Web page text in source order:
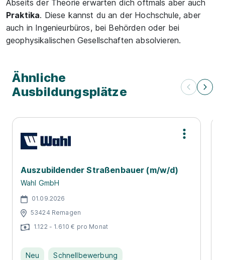
Abseits der Theorie erwarten dich oftmals aber auch
Praktika. Diese kannst du an der Hochschule, aber
auch in Ingenieurbüros, bei Behörden oder bei
geophysikalischen Gesellschaften absolvieren.
Ähnliche
Ausbildungsplätze
Auszubildender Straßenbauer (m/w/d)
Wahl GmbH
01.09.2026
53424 Remagen
1.122 - 1.610 € pro Monat
Neu Schnellbewerbung